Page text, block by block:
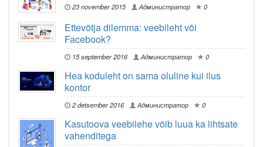
23 november 2015 Администратор 0
Ettevõtja dilemma: veebileht või
Facebook?
15 september 2016 Администратор 0
Hea koduleht on sama oluline kui ilus
kontor
2 detsember 2016 Администратор 0
Kasutoova veebilehe võib luua ka lihtsate
vahenditega